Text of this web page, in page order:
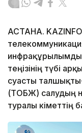
АСТАНА.
теңізінің түбі
суасты
(ТОБЖ) салудың
туралы Үкіметтің